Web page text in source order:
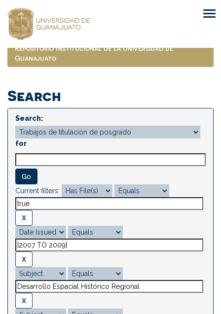
navigation
Repositorio Institucional de la Universidad de
Guanajuato
Search
Search:
for
Current filters: